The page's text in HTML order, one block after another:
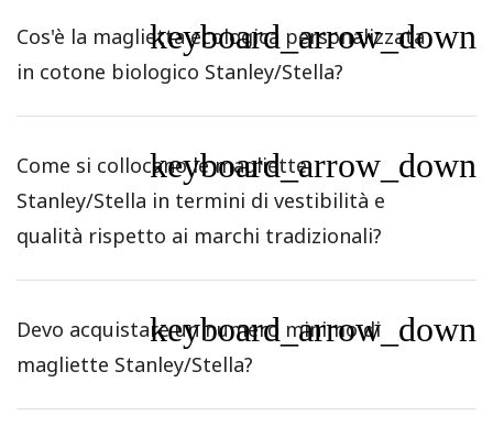
Cos'è la maglietta ecologica personalizzata
in cotone biologico Stanley/Stella?
keyboard_arrow_down
Come si collocano le magliette
Stanley/Stella in termini di vestibilità e
qualità rispetto ai marchi tradizionali?
keyboard_arrow_down
Devo acquistare un numero minimo di
magliette Stanley/Stella?
keyboard_arrow_down